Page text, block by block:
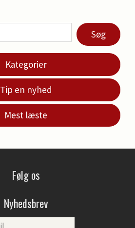
Søg
Kategorier
Tip en nyhed
Mest læste
Følg os
Nyhedsbrev